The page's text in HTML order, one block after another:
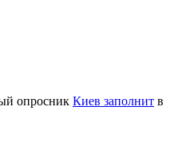
опросник Киев заполнит в